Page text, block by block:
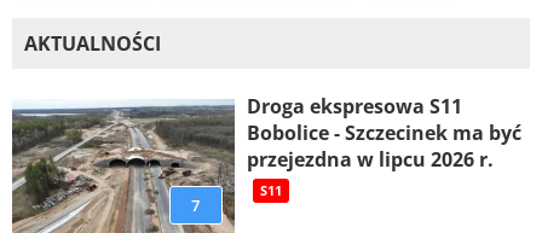
AKTUALNOŚCI
7
Droga ekspresowa S11
Bobolice - Szczecinek ma być
przejezdna w lipcu 2026 r.
S11